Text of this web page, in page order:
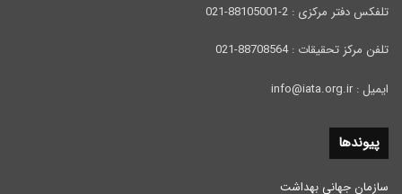
تلفکس دفتر مرکزی : 2-88105001-021
تلفن مرکز تحقیقات : 88708564-021
ایمیل : info@iata.org.ir
پیوندها
سازمان جهانی بهداشت